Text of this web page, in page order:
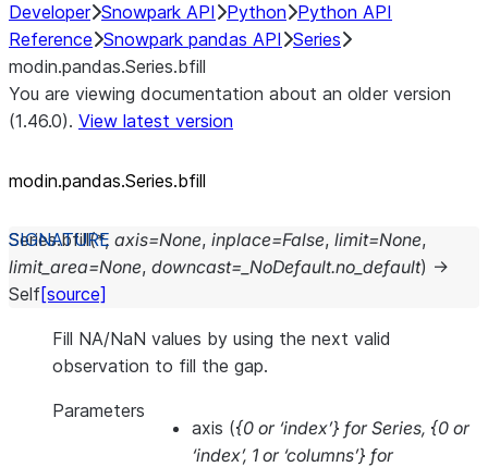
Developer Snowpark API Python Python API
Reference Snowpark pandas API Series
modin.pandas.Series.bfill
You are viewing documentation about an older version
(1.46.0). View latest version
modin.pandas.Series.bfill
Series.bfill(*, axis=None, inplace=False, limit=None,
limit_area=None, downcast= _NoDefault.no_default) →
Self[source]
Fill NA/NaN values by using the next valid
observation to fill the gap.
Parameters
axis ({0 or ‘index’} for Series, {0 or
‘index’, 1 or ‘columns’} for